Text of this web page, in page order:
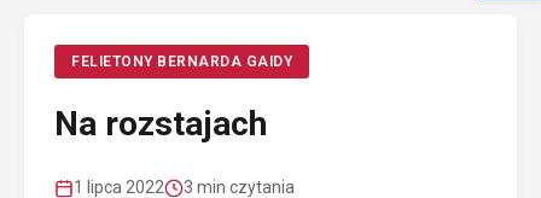
FELIETONY BERNARDA GAIDY
Na rozstajach
1 lipca 2022 3 min czytania